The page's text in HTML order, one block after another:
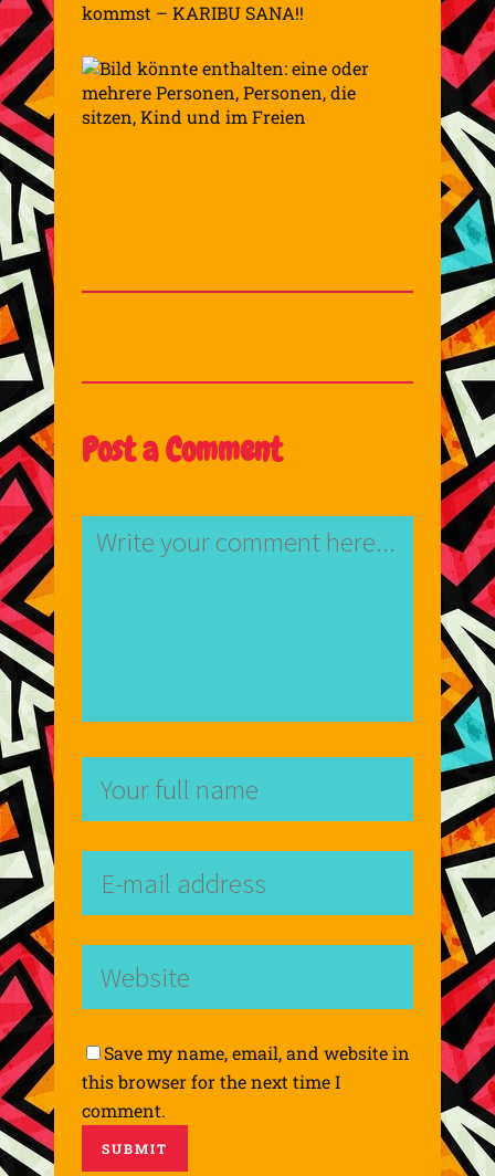
kommst – KARIBU SANA!!
Post a Comment
Save my name, email, and website in
this browser for the next time I
comment.